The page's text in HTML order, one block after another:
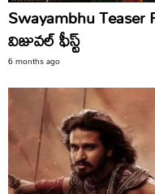
Swayambhu Teaser
విజువల్ ఫీస్ట్
6 months ago